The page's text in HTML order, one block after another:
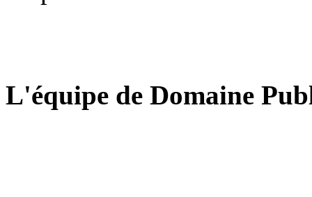
L'équipe de Domaine